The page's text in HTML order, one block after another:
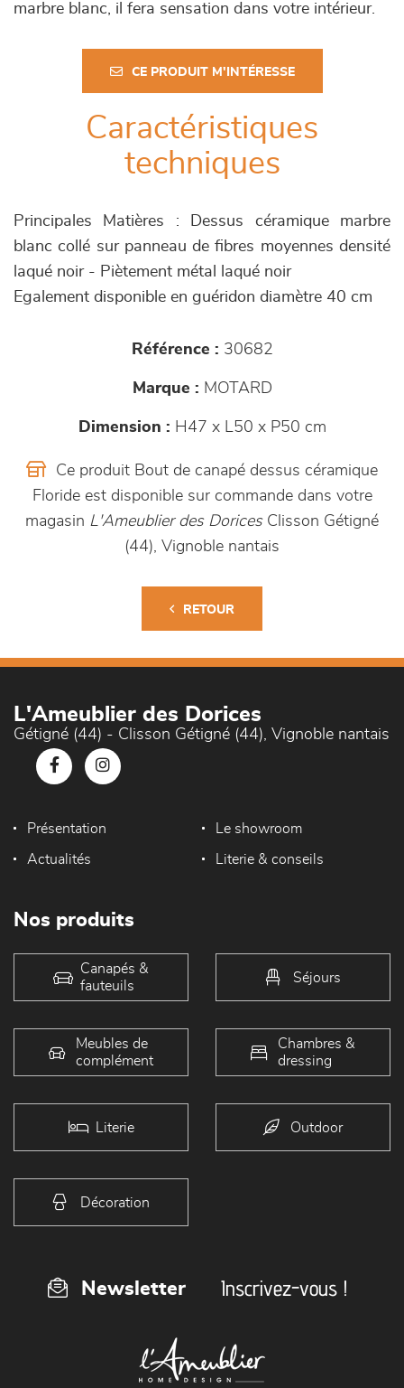
marbre blanc, il fera sensation dans votre intérieur.
CE PRODUIT M'INTÉRESSE
Caractéristiques
techniques
Principales Matières : Dessus céramique marbre
blanc collé sur panneau de fibres moyennes densité
laqué noir - Piètement métal laqué noir
Egalement disponible en guéridon diamètre 40 cm
Référence : 30682
Marque : MOTARD
Dimension : H47 x L50 x P50 cm
Ce produit Bout de canapé dessus céramique
Floride est disponible sur commande dans votre
magasin L'Ameublier des DoricesClisson Gétigné
(44), Vignoble nantais
RETOUR
L'Ameublier des Dorices
Gétigné (44) - Clisson Gétigné (44), Vignoble nantais
Présentation Le showroom
Actualités Literie & conseils
Nos produits
Canapés &
fauteuils
Séjours
Meubles de
complément
Chambres &
dressing
Literie Outdoor
Décoration
Newsletter Inscrivez-vous !